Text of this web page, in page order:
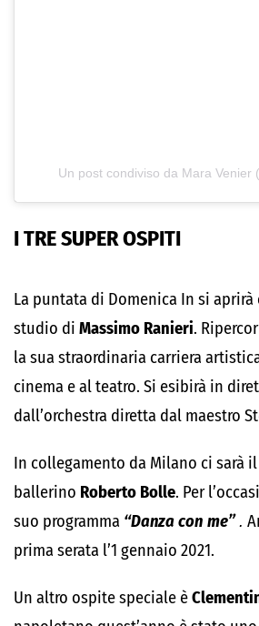
Un post condiviso da Mara Venier
I TRE SUPER OSPITI
La puntata di Domenica In si aprirà
studio di Massimo Ranieri.
la sua straordinaria carriera
cinema e al teatro. Si esibirà in
dall’orchestra diretta dal maestro
In collegamento da Milano ci sarà
ballerino Roberto Bolle. Per
suo programma “Danza con me” .
prima serata l’1 gennaio 2021.
Un altro ospite speciale è